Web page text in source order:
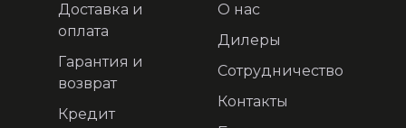
Доставка и
оплата
Гарантия и
возврат
Кредит
О нас
Дилеры
Сотрудничество
Контакты